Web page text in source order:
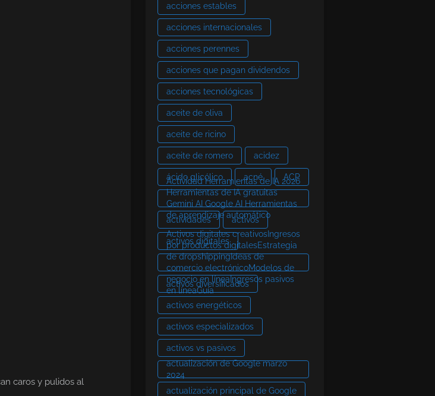
caros y pulidos al
acciones estables
acciones internacionales
acciones perennes
acciones que pagan dividendos
acciones tecnológicas
aceite de oliva
aceite de ricino
aceite de romero acidez
ácido glicólico acné ACP
Actividad Herramientas de IA 2026
Herramientas de IA gratuitas
Gemini AI Google AI Herramientas
de aprendizaje automático
actividades activos
activos digitales
Activos digitales creativosIngresos
por productos digitalesEstrategia
de dropshippingIdeas de
comercio electrónicoModelos de
negocio en líneaIngresos pasivos
en líneaGuía
activos diversificados
activos energéticos
activos especializados
activos vs pasivos
actualización de Google marzo
2024
actualización principal de Google